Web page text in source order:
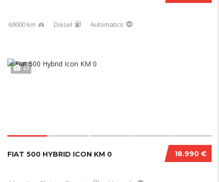
69000 km Diesel Automatico
22
18.990 €
FIAT 500 HYBRID ICON KM 0